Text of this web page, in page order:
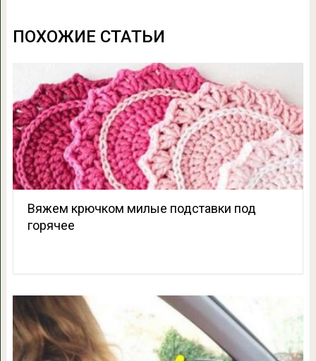
ПОХОЖИЕ СТАТЬИ
Вяжем крючком милые подставки под
горячее